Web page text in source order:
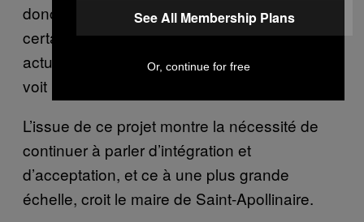
donc on n’a pas de contact avec eux. C’est
certain qu’avec tout ce qu’on voit à l’heure
actuelle dans les médias sur l’islam, on ne
voit pas leurs meilleurs côtés. »
L’issue de ce projet montre la nécessité de
continuer à parler d’intégration et
d’acceptation, et ce à une plus grande
échelle, croit le maire de Saint-Apollinaire.
See All Membership Plans
Or, continue for free